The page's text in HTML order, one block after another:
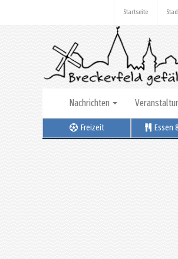
Startseite
Nachrichten
Freizeit Essen